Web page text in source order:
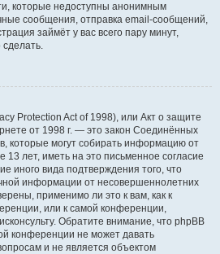
которые недоступны анонимным
сообщения, отправка email-сообщений,
займёт у вас всего пару минут,
Protection Act of 1998), или Акт о защите
от 1998 г. — это закон Соединённых
которые могут собирать информацию от
лет, иметь на это письменное согласие
иного вида подтверждения того, что
информации от несовершеннолетних
применимо ли это к вам, как к
или к самой конференции,
Обратите внимание, что phpBB
конференции не может давать
и не является объектом